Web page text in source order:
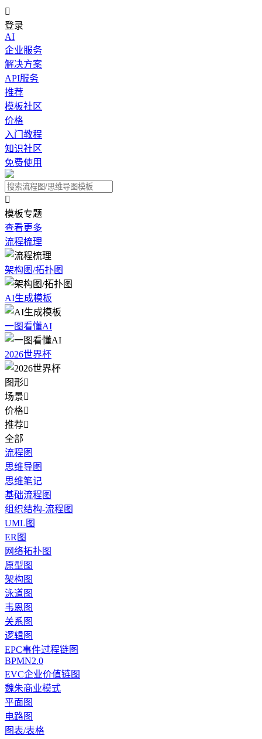

登录
AI
企业服务
解决方案
API服务
推荐
模板社区
价格
入门教程
知识社区
免费使用

模板专题
查看更多
流程梳理
架构图/拓扑图
AI生成模板
一图看懂AI
2026世界杯
图形
场景
价格
推荐
全部
流程图
思维导图
思维笔记
基础流程图
组织结构-流程图
UML图
ER图
网络拓扑图
原型图
架构图
泳道图
韦恩图
关系图
逻辑图
EPC事件过程链图
BPMN2.0
EVC企业价值链图
魏朱商业模式
平面图
电路图
图表/表格